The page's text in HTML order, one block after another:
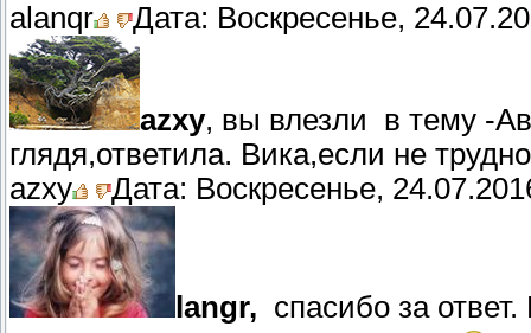
alanqr Дата: Воскресенье,
azxy, вы влезли в тему -
глядя,ответила. Вика,если не
azxy
Дата: Воскресенье,
langr, спасибо за